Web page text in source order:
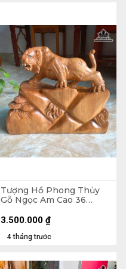
Tượng Hổ Phong Thủy
Gỗ Ngọc Am Cao 36
9kg
4 tháng trước
3.500.000 ₫